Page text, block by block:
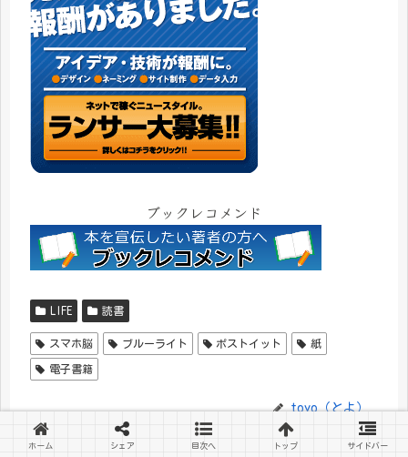
ブックレコメンド
LIFE 読書
スマホ脳 ブルーライト ポストイット 紙
電子書籍
toyo（とよ）
ホーム シェア 目次へ トップ サイドバー